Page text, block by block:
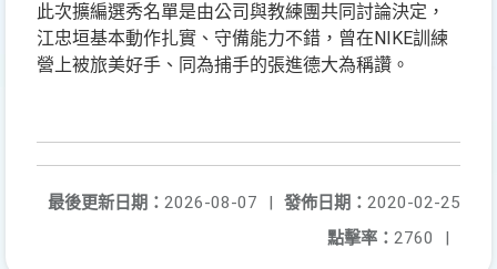
此次擴編選秀名單是由公司與教練團共同討論決定，
江忠垣基本動作扎實、守備能力不錯，曾在NIKE訓練
營上被旅美好手、同為捕手的張進德大為稱讚。
發佈日期： 2020-02-25
最後更新日期： 2026-08-07
|
點擊率： 2760 |